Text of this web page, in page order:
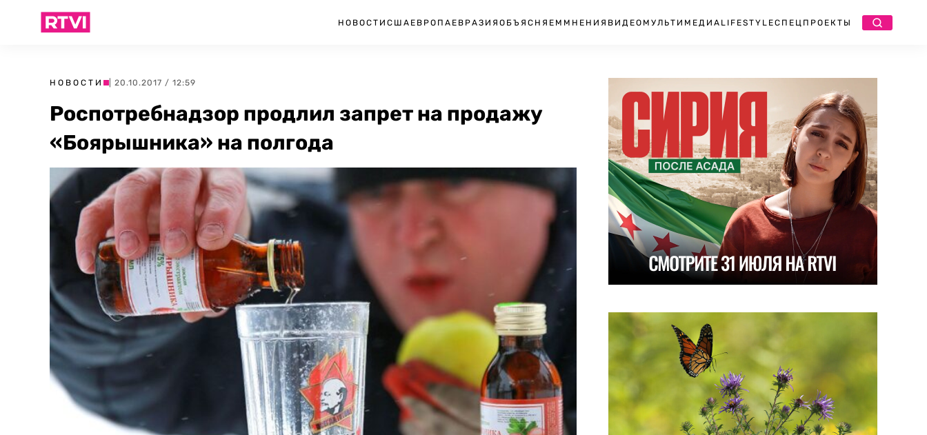
НОВОСТИ США ЕВРОПА ЕВРАЗИЯ ОБЪЯСНЯЕМ МНЕНИЯ ВИДЕО МУЛЬТИМЕДИА LIFESTYLEСПЕЦПРОЕКТЫ
НОВОСТИ | 20.10.2017 / 12:59
Роспотребнадзор продлил запрет на продажу
«Боярышника» на полгода